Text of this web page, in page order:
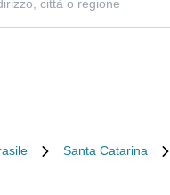
Santa Catarina